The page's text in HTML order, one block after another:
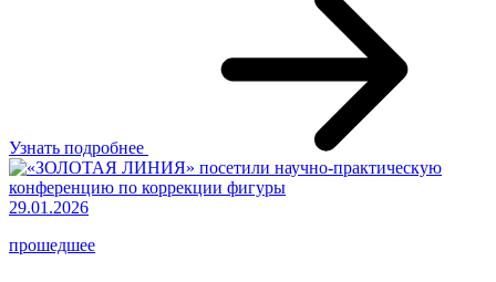
Узнать подробнее
29.01.2026
прошедшее